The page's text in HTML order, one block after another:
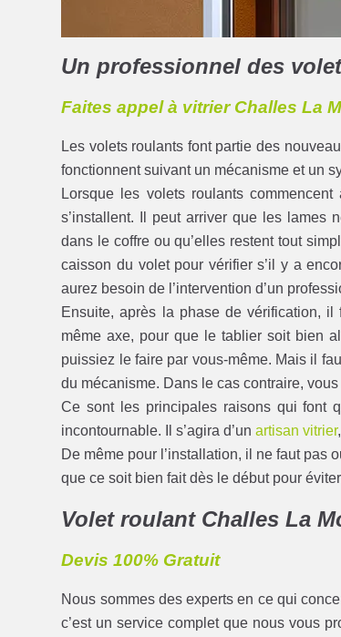
Un professionnel des
Faites appel à vitrier Challes La
Les volets roulants font partie des
fonctionnent suivant un mécanisme et un
Lorsque les volets roulants
s’installent. Il peut arriver que les lames
dans le coffre ou qu’elles restent tout
caisson du volet pour vérifier s’il y a
aurez besoin de l’intervention d’un
Ensuite, après la phase de vérification,
même axe, pour que le tablier soit bien
puissiez le faire par vous-même. Mais il
du mécanisme. Dans le cas contraire,
Ce sont les principales raisons qui font
incontournable. Il s’agira d’unartisan vitrier
De même pour l’installation, il ne faut pas
que ce soit bien fait dès le début pour
Volet roulant Challes La
Devis 100% Gratuit
Nous sommes des experts en ce qui
c’est un service complet que nous vous